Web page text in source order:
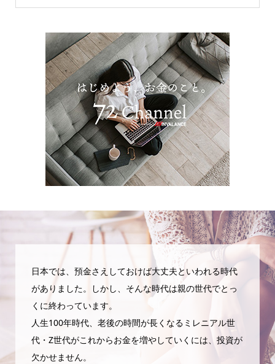
日本では、預金さえしておけば大丈夫といわれる時代
がありました。しかし、そんな時代は親の世代でとっ
くに終わっています。
人生100年時代、老後の時間が長くなるミレニアル世
代・Z世代がこれからお金を増やしていくには、投資が
欠かせません。